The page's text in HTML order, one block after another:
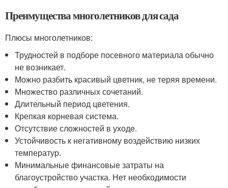
Преимущества многолетников для сада
Плюсы многолетников:
Трудностей в подборе посевного материала обычно
не возникает.
Можно разбить красивый цветник, не теряя времени.
Множество различных сочетаний.
Длительный период цветения.
Крепкая корневая система.
Отсутствие сложностей в уходе.
Устойчивость к негативному воздействию низких
температур.
Минимальные финансовые затраты на
благоустройство участка. Нет необходимости